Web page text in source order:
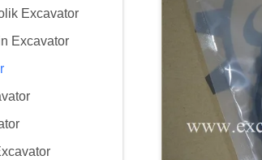
Excavator
Excavator